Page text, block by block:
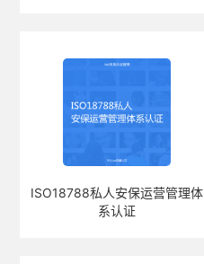
ISO18788私人安保运营管理体
系认证